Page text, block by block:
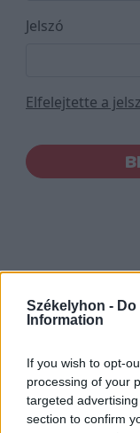
Székelyhon -
Information
If you wish to opt-
processing of your
targeted
section to confirm
Jelszó
Elfelejtette a